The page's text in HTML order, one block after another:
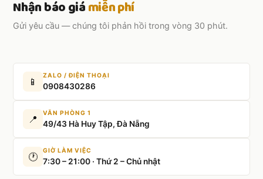
Nhận báo giámiễn phí
Gửi yêu cầu — chúng tôi phản hồi trong vòng 30 phút.
📱
ZALO / ĐIỆN THOẠI
0908430286
📍
VĂN PHÒNG 1
49/43 Hà Huy Tập, Đà Nẵng
🕐
GIỜ LÀM VIỆC
7:30 – 21:00 · Thứ 2 – Chủ nhật